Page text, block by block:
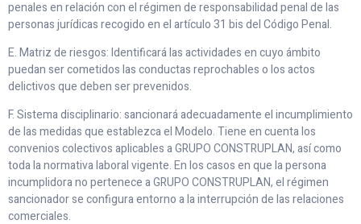
penales en relación con el régimen de responsabilidad penal de las
personas jurídicas recogido en el artículo 31 bis del Código Penal.
E. Matriz de riesgos: Identificará las actividades en cuyo ámbito
puedan ser cometidos las conductas reprochables o los actos
delictivos que deben ser prevenidos.
F. Sistema disciplinario: sancionará adecuadamente el incumplimiento
de las medidas que establezca el Modelo. Tiene en cuenta los
convenios colectivos aplicables a GRUPO CONSTRUPLAN, así como
toda la normativa laboral vigente. En los casos en que la persona
incumplidora no pertenece a GRUPO CONSTRUPLAN, el régimen
sancionador se configura entorno a la interrupción de las relaciones
comerciales.